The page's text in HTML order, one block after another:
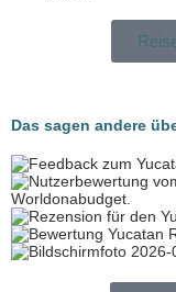
Das sagen andere